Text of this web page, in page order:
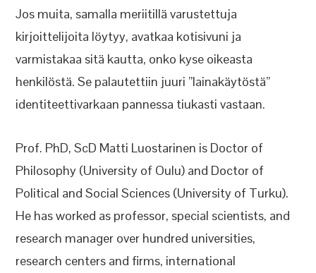
Jos muita, samalla meriitillä varustettuja
kirjoittelijoita löytyy, avatkaa kotisivuni ja
varmistakaa sitä kautta, onko kyse oikeasta
henkilöstä. Se palautettiin juuri ”lainakäytöstä”
identiteettivarkaan pannessa tiukasti vastaan.
Prof. PhD, ScD Matti Luostarinen is Doctor of
Philosophy (University of Oulu) and Doctor of
Political and Social Sciences (University of Turku).
He has worked as professor, special scientists, and
research manager over hundred universities,
research centers and firms, international